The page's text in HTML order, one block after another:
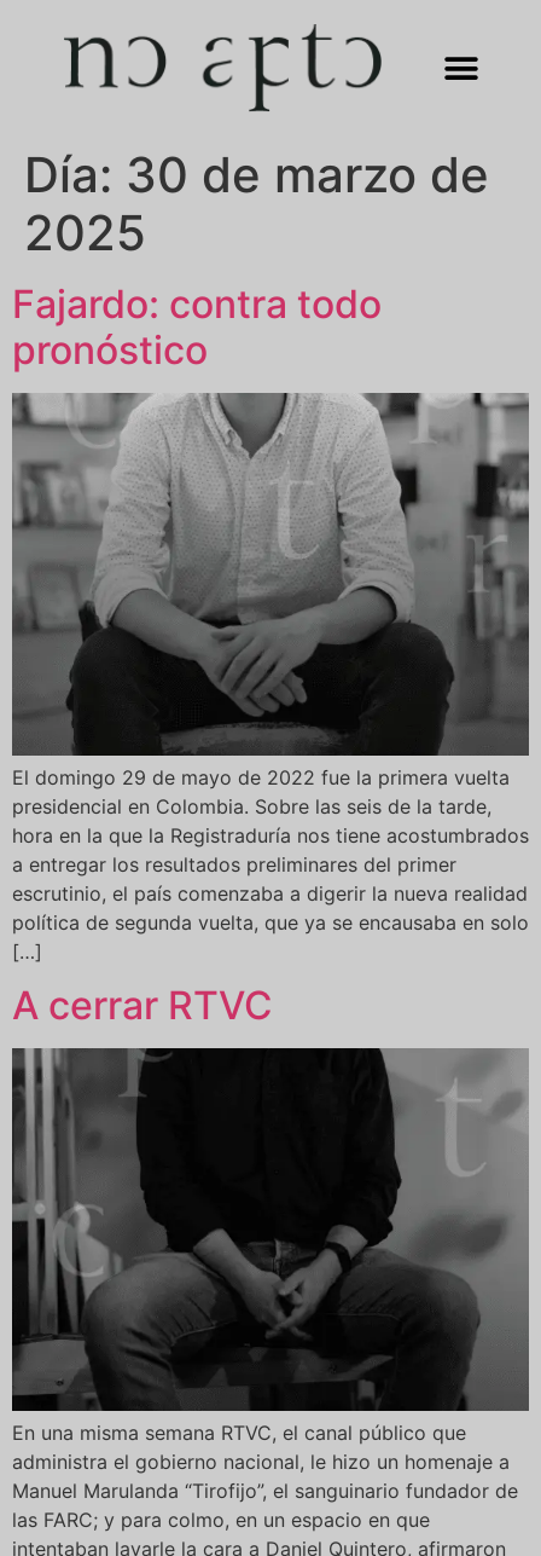
Día: 30 de marzo de
2025
Fajardo: contra todo
pronóstico
El domingo 29 de mayo de 2022 fue la primera vuelta
presidencial en Colombia. Sobre las seis de la tarde,
hora en la que la Registraduría nos tiene acostumbrados
a entregar los resultados preliminares del primer
escrutinio, el país comenzaba a digerir la nueva realidad
política de segunda vuelta, que ya se encausaba en solo
[…]
A cerrar RTVC
En una misma semana RTVC, el canal público que
administra el gobierno nacional, le hizo un homenaje a
Manuel Marulanda “Tirofijo”, el sanguinario fundador de
las FARC; y para colmo, en un espacio en que
intentaban lavarle la cara a Daniel Quintero, afirmaron